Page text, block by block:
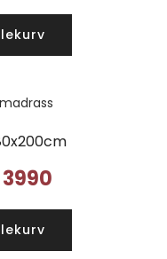
kr3990.
3990
kr3990.